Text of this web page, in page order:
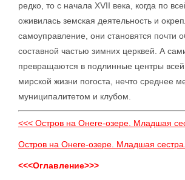
редко, то с начала XVII века, когда по
оживилась земская деятельность и
самоуправление, они становятся почти
составной частью зимних церквей. А
превращаются в подлинные центры
мирской жизни погоста, нечто среднее
муниципалитетом и клубом.
<<< Остров на Онеге-озере. Младшая
Остров на Онеге-озере. Младшая
<<<Оглавление>>>